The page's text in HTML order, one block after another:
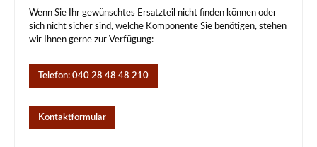
Wenn Sie Ihr gewünschtes Ersatzteil nicht finden können oder
sich nicht sicher sind, welche Komponente Sie benötigen, stehen
wir Ihnen gerne zur Verfügung:
Telefon: 040 28 48 48 210
Kontaktformular